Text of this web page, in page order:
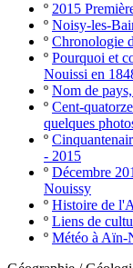
º 2015
º Noisy-les-
º Chronologie
º Pourquoi et
Nouissi en
º Nom de
º Cent-
quelques
º
- 2015
º Décembre
Nouissy
º Histoire de
º Liens de
º Météo à Aïn-